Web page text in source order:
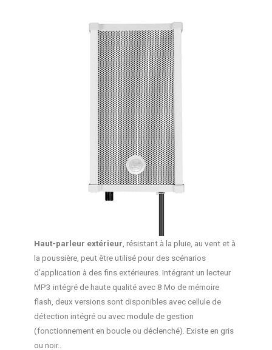
Haut-parleur extérieur , résistant à la pluie, au vent et à
la poussière, peut être utilisé pour des scénarios
d’application à des fins extérieures. Intégrant un lecteur
MP3 intégré de haute qualité avec 8 Mo de mémoire
flash, deux versions sont disponibles avec cellule de
détection intégré ou avec module de gestion
(fonctionnement en boucle ou déclenché). Existe en gris
ou noir..